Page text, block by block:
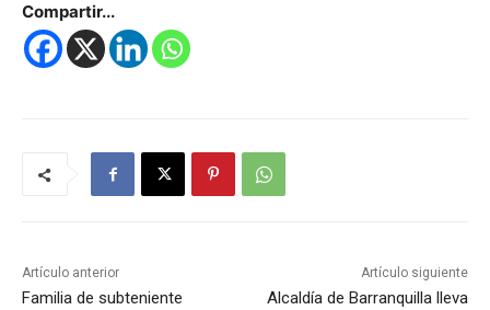
Compartir...
Artículo anterior
Familia de subteniente
Artículo siguiente
Alcaldía de Barranquilla lleva